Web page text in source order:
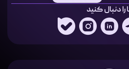
را دنبال کنید